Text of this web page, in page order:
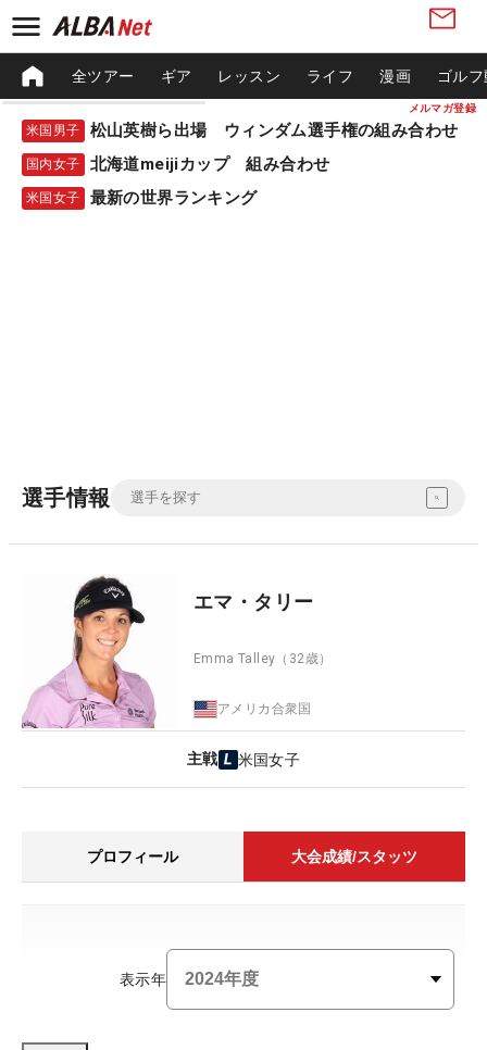
メルマガ登録
全ツアー ギア レッスン ライフ 漫画 ゴル
米国男子 松山英樹ら出場 ウィンダム選手権の組み合わせ
国内女子 北海道meijiカップ 組み合わせ
米国女子 最新の世界ランキング
選手情報
エマ・タリー
Emma Talley （32歳）
アメリカ合衆国
主戦 米国女子
プロフィール 大会成績/スタッツ
表示年